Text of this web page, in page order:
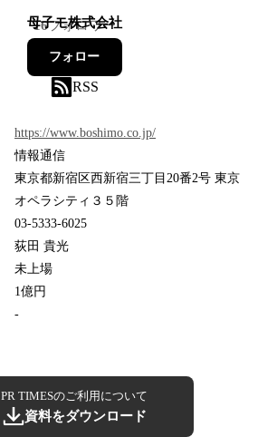
母子モ株式会社
16フォロワー
フォロー
RSS
https://www.boshimo.co.jp/
情報通信
東京都新宿区西新宿三丁目20番2号 東京
オペラシティ３５階
03-5333-6025
荻田 貴光
未上場
1億円
-
PR TIMESのご利用について
資料をダウンロード